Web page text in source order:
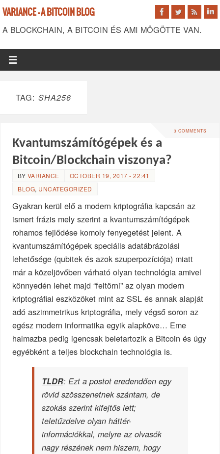
VARIANCE - A BITCOIN BLOG
A BLOCKCHAIN, A BITCOIN ÉS AMI MÖGÖTTE VAN.
TAG: SHA256
3 COMMENTS
Kvantumszámítógépek és a
Bitcoin/Blockchain viszonya?
BY VARIANCE
OCTOBER 19, 2017 - 22:41
BLOG, UNCATEGORIZED
Gyakran kerül elő a modern kriptográfia kapcsán az
ismert frázis mely szerint a kvantumszámítógépek
rohamos fejlődése komoly fenyegetést jelent. A
kvantumszámítógépek speciális adatábrázolási
lehetősége (qubitek és azok szuperpozíciója) miatt
már a közeljövőben várható olyan technológia amivel
könnyedén lehet majd “feltörni” az olyan modern
kriptográfiai eszközöket mint az SSL és annak alapját
adó aszimmetrikus kriptográfia, mely végső soron az
egész modern informatika egyik alapköve… Eme
halmazba pedig igencsak beletartozik a Bitcoin és úgy
egyébként a teljes blockchain technológia is.
TLDR: Ezt a postot eredendően egy
rövid szösszenetnek szántam, de
szokás szerint kifejtős lett;
teletűzdelve olyan háttér-
információkkal, melyre az olvasók
nagy részének nem hiszem, hogy